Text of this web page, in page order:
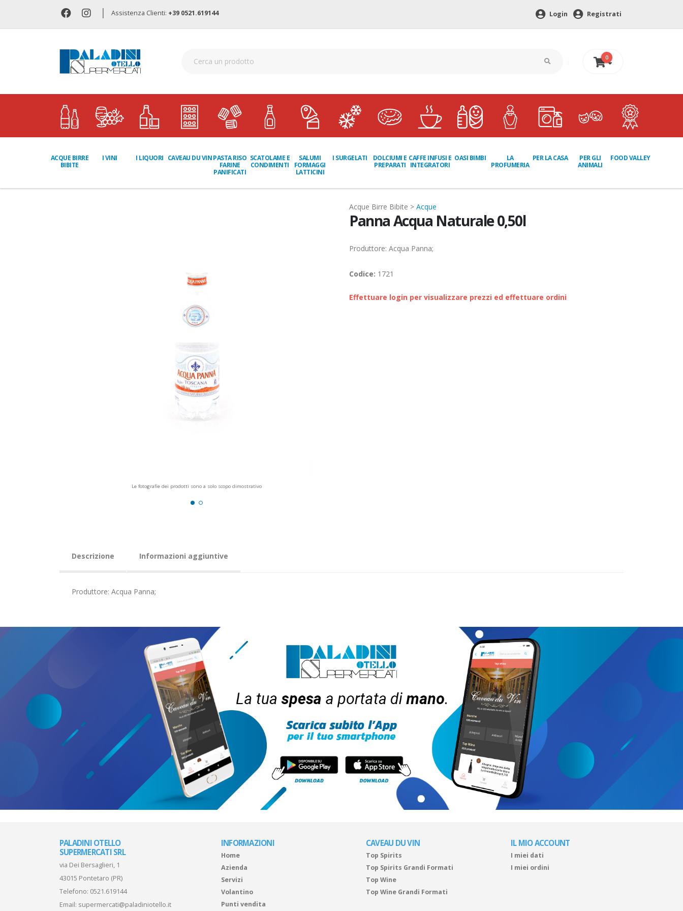
| Assistenza Clienti: +39 0521.619144 Login Registrati
0
0 €
ACQUE BIRRE
BIBITE
I VINI I LIQUORI CAVEAU DU VINPASTA RISO
FARINE
PANIFICATI
SCATOLAME E
CONDIMENTI
SALUMI
FORMAGGI
LATTICINI
I SURGELATI
DOLCIUMI E
PREPARATI
CAFFE INFUSI E
INTEGRATORI
OASI BIMBI
LA
PROFUMERIA
PER LA CASA
PER GLI
ANIMALI
FOOD VALLEY
Le fotografie dei prodotti sono a solo scopo dimostrativo
Acque Birre Bibite > Acque
Panna Acqua Naturale 0,50l
Produttore: Acqua Panna;
Codice: 1721
Effettuare login per visualizzare prezzi ed effettuare ordini
Descrizione Informazioni aggiuntive
Produttore: Acqua Panna;
PALADINI OTELLO
SUPERMERCATI SRL
via Dei Bersaglieri, 1
43015 Pontetaro (PR)
Telefono: 0521.619144
Email: supermercati@paladiniotello.it
INFORMAZIONI
Home
Azienda
Servizi
Volantino
Punti vendita
CAVEAU DU VIN
Top Spirits
Top Spirits Grandi Formati
Top Wine
Top Wine Grandi Formati
IL MIO ACCOUNT
I miei dati
I miei ordini